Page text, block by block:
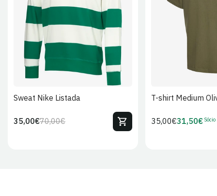
S XL 2XL
Sweat Nike Listada
Preço
70,00€Preço
35,00€
T-shirt Medium
Preço
35,00€Preço
31,50€ Sócio